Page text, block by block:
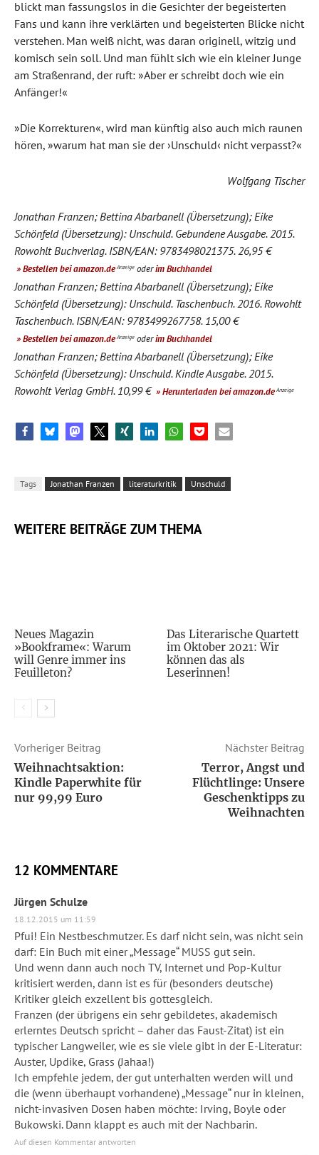
blickt man fassungslos in die Gesichter der begeisterten
Fans und kann ihre verklärten und begeisterten Blicke nicht
verstehen. Man weiß nicht, was daran originell, witzig und
komisch sein soll. Und man fühlt sich wie ein kleiner Junge
am Straßenrand, der ruft: »Aber er schreibt doch wie ein
Anfänger!«
»Die Korrekturen«, wird man künftig also auch mich raunen
hören, »warum hat man sie der ›Unschuld‹ nicht verpasst?«
Wolfgang Tischer
Jonathan Franzen; Bettina Abarbanell (Übersetzung); Eike
Schönfeld (Übersetzung): Unschuld. Gebundene Ausgabe. 2015.
Rowohlt Buchverlag. ISBN/EAN: 9783498021375. 26,95 €
» Bestellen bei amazon.deAnzeige oderim Buchhandel
Jonathan Franzen; Bettina Abarbanell (Übersetzung); Eike
Schönfeld (Übersetzung): Unschuld. Taschenbuch. 2016. Rowohlt
Taschenbuch. ISBN/EAN: 9783499267758. 15,00 €
» Bestellen bei amazon.deAnzeige oderim Buchhandel
Jonathan Franzen; Bettina Abarbanell (Übersetzung); Eike
Schönfeld (Übersetzung): Unschuld. Kindle Ausgabe. 2015.
Rowohlt Verlag GmbH. 10,99 € » Herunterladen bei amazon.deAnzeige
Tags Jonathan Franzen literaturkritik Unschuld
WEITERE BEITRÄGE ZUM THEMA
Neues Magazin
»Bookframe«: Warum
will Genre immer ins
Feuilleton?
Das Literarische Quartett
im Oktober 2021: Wir
können das als
Leserinnen!
Vorheriger Beitrag
Weihnachtsaktion:
Kindle Paperwhite für
nur 99,99 Euro
Nächster Beitrag
Terror, Angst und
Flüchtlinge: Unsere
Geschenktipps zu
Weihnachten
12 KOMMENTARE
Jürgen Schulze
18.12.2015 um 11:59
Pfui! Ein Nestbeschmutzer. Es darf nicht sein, was nicht sein
darf: Ein Buch mit einer „Message“ MUSS gut sein.
Und wenn dann auch noch TV, Internet und Pop-Kultur
kritisiert werden, dann ist es für (besonders deutsche)
Kritiker gleich exzellent bis gottesgleich.
Franzen (der übrigens ein sehr gebildetes, akademisch
erlerntes Deutsch spricht – daher das Faust-Zitat) ist ein
typischer Langweiler, wie es sie viele gibt in der E-Literatur:
Auster, Updike, Grass (Jahaa!)
Ich empfehle jedem, der gut unterhalten werden will und
die (wenn überhaupt vorhandene) „Message“ nur in kleinen,
nicht-invasiven Dosen haben möchte: Irving, Boyle oder
Bukowski. Dann klappt es auch mit der Nachbarin.
Auf diesen Kommentar antworten